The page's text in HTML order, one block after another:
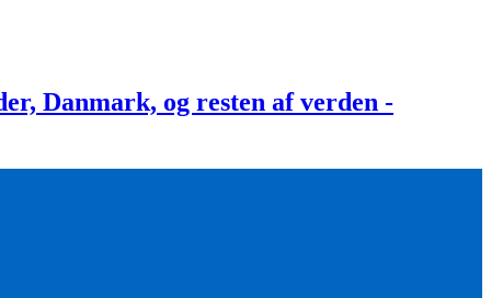
Danmark, og resten af verden -